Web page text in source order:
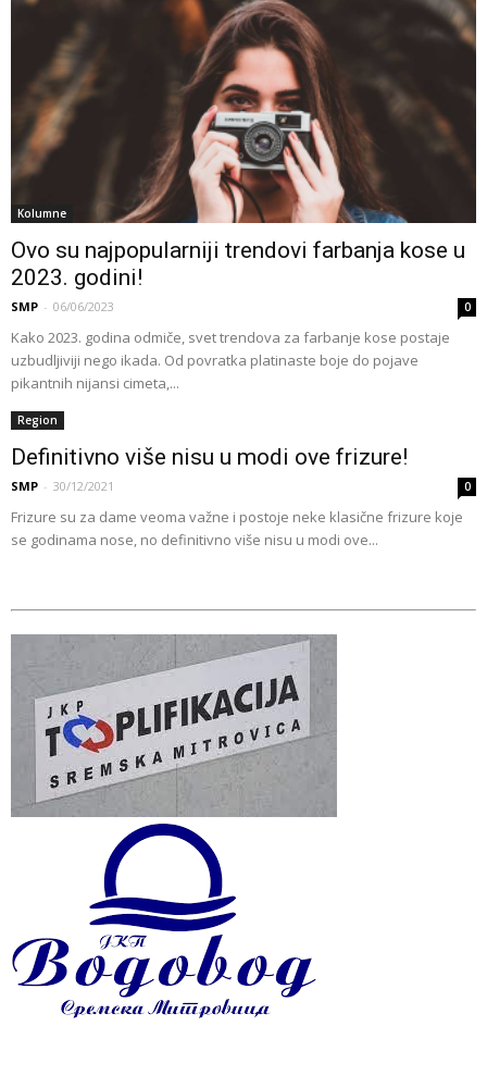
Kolumne
Ovo su najpopularniji trendovi farbanja kose u
2023. godini!
SMP - 06/06/2023 0
Kako 2023. godina odmiče, svet trendova za farbanje kose postaje
uzbudljiviji nego ikada. Od povratka platinaste boje do pojave
pikantnih nijansi cimeta,...
Region
Definitivno više nisu u modi ove frizure!
SMP - 30/12/2021 0
Frizure su za dame veoma važne i postoje neke klasične frizure koje
se godinama nose, no definitivno više nisu u modi ove...